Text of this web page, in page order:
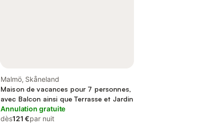
Malmö, Skåneland
Maison de vacances pour 7 personnes,
avec Balcon ainsi que Terrasse et Jardin
Annulation gratuite
dès121 €par nuit